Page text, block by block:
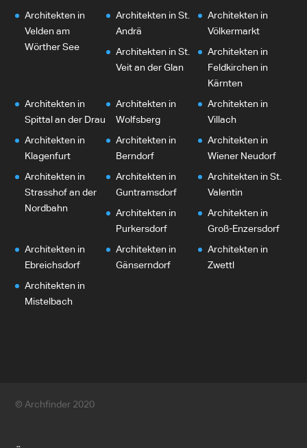
Architekten in
Velden am
Wörther See
Architekten in St.
Andrä
Architekten in
Völkermarkt
Architekten in St.
Veit an der Glan
Architekten in
Feldkirchen in
Kärnten
Architekten in
Spittal an der Drau
Architekten in
Wolfsberg
Architekten in
Villach
Architekten in
Klagenfurt
Architekten in
Berndorf
Architekten in
Wiener Neudorf
Architekten in
Strasshof an der
Nordbahn
Architekten in
Guntramsdorf
Architekten in St.
Valentin
Architekten in
Purkersdorf
Architekten in
Groß-Enzersdorf
Architekten in
Ebreichsdorf
Architekten in
Gänserndorf
Architekten in
Zwettl
Architekten in
Mistelbach
© Archfinder 2020